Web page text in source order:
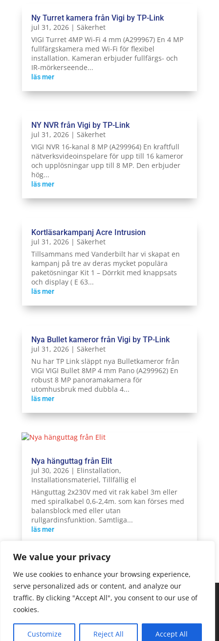
We value your privacy
We use cookies to enhance your browsing experience,
serve personalized ads or content, and analyze our
traffic. By clicking "Accept All", you consent to our use of
cookies.
Customize Reject All Accept All
Ny Turret kamera från Vigi by TP-Link
jul 31, 2026| Säkerhet
VIGI Turret 4MP Wi-Fi 4 mm (A299967) En 4 MP
fullfärgskamera med Wi-Fi för flexibel
installation. Kameran erbjuder fullfärgs- och
IR-mörkerseende...
läs mer
NY NVR från Vigi by TP-Link
jul 31, 2026| Säkerhet
VIGI NVR 16-kanal 8 MP (A299964) En kraftfull
nätverksvideoinspelare för upp till 16 kameror
och upplösningar upp till 8 MP. Den erbjuder
hög...
läs mer
Kortläsarkampanj Acre Intrusion
jul 31, 2026| Säkerhet
Tillsammans med Vanderbilt har vi skapat en
kampanj på tre av deras mycket populära
paketösningar Kit 1 – Dörrkit med knappsats
och display ( E 63...
läs mer
Nya Bullet kameror från Vigi by TP-Link
jul 31, 2026| Säkerhet
Nu har TP Link släppt nya Bulletkameror från
VIGI VIGI Bullet 8MP 4 mm Pano (A299962) En
robust 8 MP panoramakamera för
utomhusbruk med dubbla 4...
läs mer
Nya hänguttag från Elit
jul 30, 2026| Elinstallation,
Installationsmateriel, Tillfällig el
Hänguttag 2x230V med vit rak kabel 3m eller
med spiralkabel 0,6-2,4m. som kan förses med
balansblock med eller utan
rullgardinsfunktion. Samtliga...
läs mer
« Äldre inlägg
Copyright © 2025 Sonepar Sverige. All Rights
We are using cookies to give you the best experience on our
website.
You can find out more about which cookies we are using or
Accept